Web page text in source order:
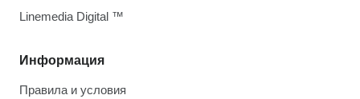
Информация
Правила и условия
Linemedia Digital ™